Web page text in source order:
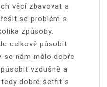
věcí zbavovat a
se problém s
způsoby.
celkově působit
se nám mělo dobře
vzdušně a
tedy dobré šetřit s